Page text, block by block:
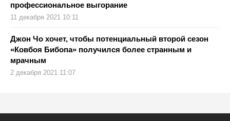
профессиональное выгорание
11 декабря 2021 10:11
Джон Чо хочет, чтобы потенциальный второй сезон
«Ковбоя Бибопа» получился более странным и
мрачным
2 декабря 2021 11:07